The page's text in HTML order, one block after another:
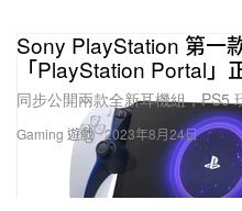
Gaming 遊戲
Sony PlayStation 第一
「PlayStation Portal」
同步公開兩款全新耳機組，PS5
2023年8月24日